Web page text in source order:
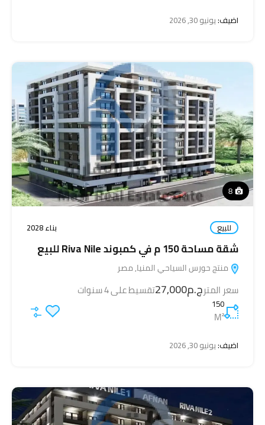
اضيف:يونيو 30, 2026
8
للبيع بناء 2028
شقة مساحة 150 م في كمبوند Riva Nile للبيع
منتج حورس السياحي المنيا, مصر
سعر المترج.م27,000 تقسيط على 4 سنوات
150
M²
اضيف:يونيو 30, 2026